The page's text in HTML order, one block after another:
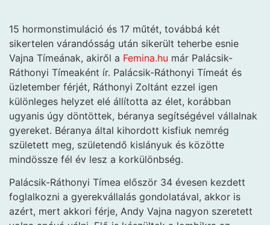
15 hormonstimuláció és 17 műtét, továbbá két
sikertelen várandósság után sikerült teherbe esnie
Vajna Tímeának, akiről a Femina.hu már Palácsik-
Ráthonyi Tímeaként ír. Palácsik-Ráthonyi Tímeát és
üzletember férjét, Ráthonyi Zoltánt ezzel igen
különleges helyzet elé állította az élet, korábban
ugyanis úgy döntöttek, béranya segítségével vállalnak
gyereket. Béranya által kihordott kisfiuk nemrég
született meg, születendő kislányuk és közötte
mindössze fél év lesz a korkülönbség.
Palácsik-Ráthonyi Tímea először 34 évesen kezdett
foglalkozni a gyerekvállalás gondolatával, akkor is
azért, mert akkori férje, Andy Vajna nagyon szeretett